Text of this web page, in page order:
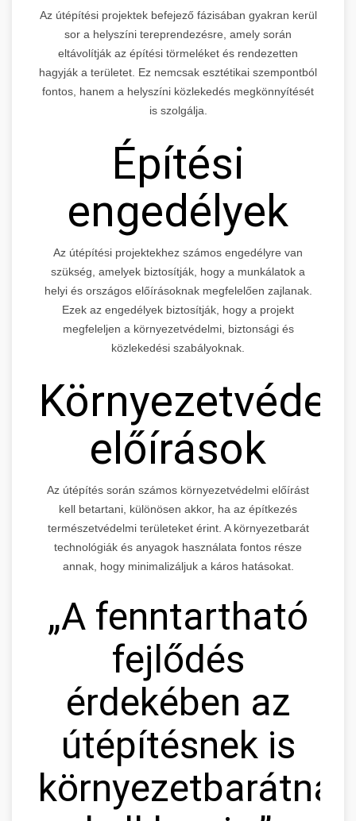
Az útépítési projektek befejező fázisában gyakran kerül
sor a helyszíni tereprendezésre, amely során
eltávolítják az építési törmeléket és rendezetten
hagyják a területet. Ez nemcsak esztétikai szempontból
fontos, hanem a helyszíni közlekedés megkönnyítését
is szolgálja.
Építési
engedélyek
Az útépítési projektekhez számos engedélyre van
szükség, amelyek biztosítják, hogy a munkálatok a
helyi és országos előírásoknak megfelelően zajlanak.
Ezek az engedélyek biztosítják, hogy a projekt
megfeleljen a környezetvédelmi, biztonsági és
közlekedési szabályoknak.
előírások
Az útépítés során számos környezetvédelmi előírást
kell betartani, különösen akkor, ha az építkezés
természetvédelmi területeket érint. A környezetbarát
technológiák és anyagok használata fontos része
annak, hogy minimalizáljuk a káros hatásokat.
„A fenntartható
fejlődés
érdekében az
útépítésnek is
környezetbarátnak